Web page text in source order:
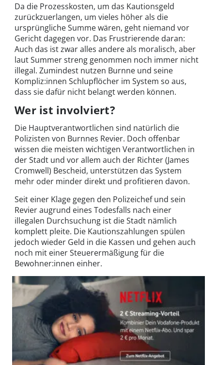
Da die Prozesskosten, um das Kautionsgeld
zurückzuerlangen, um vieles höher als die
ursprüngliche Summe wären, geht niemand vor
Gericht dagegen vor. Das Frustrierende daran:
Auch das ist zwar alles andere als moralisch, aber
laut Summer streng genommen noch immer nicht
illegal. Zumindest nutzen Burnne und seine
Kompliz:innen Schlupflöcher im System so aus,
dass sie dafür nicht belangt werden können.
Wer ist involviert?
Die Hauptverantwortlichen sind natürlich die
Polizisten von Burnnes Revier. Doch offenbar
wissen die meisten wichtigen Verantwortlichen in
der Stadt und vor allem auch der Richter (James
Cromwell) Bescheid, unterstützen das System
mehr oder minder direkt und profitieren davon.
Seit einer Klage gegen den Polizeichef und sein
Revier augrund eines Todesfalls nach einer
illegalen Durchsuchung ist die Stadt nämlich
komplett pleite. Die Kautionszahlungen spülen
jedoch wieder Geld in die Kassen und gehen auch
noch mit einer Steuerermäßigung für die
Bewohner:innen einher.